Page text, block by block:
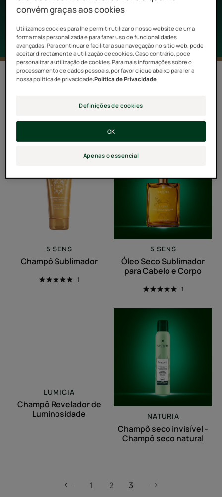
que o cabelo fique amarelo.
Filtrar produtos
28 resultados "Cabelo loiro e com
madeixas"
Sublimador
5 SENS
Champô Sublimador
1
para
Cabelo
e
Corpo
5 SENS
Óleo Seco Sublimador
para Cabelo e Corpo
1
LUMICIA
Champô Revelador de
Luminosidade
invisível
-
Champô
seco
natural
NATURIA
Champô seco invisível -
Champô seco natural
Página1 2 3
Página
convém graças aos cookies
Utilizamos cookies para lhe permitir utilizar o nosso website de uma
forma mais personalizada e para fazer uso de funcionalidades
avançadas. Para continuar e facilitar a sua navegação no sítio web, pode
aceitar directamente a utilização de cookies. Caso contrário, pode
personalizar a utilização de cookies. Para mais informações sobre o
processamento de dados pessoais, por favor clique abaixo para ler a
nossa política de privacidade:Política de Privacidade
Definições de cookies
Apenas o essencial
OK